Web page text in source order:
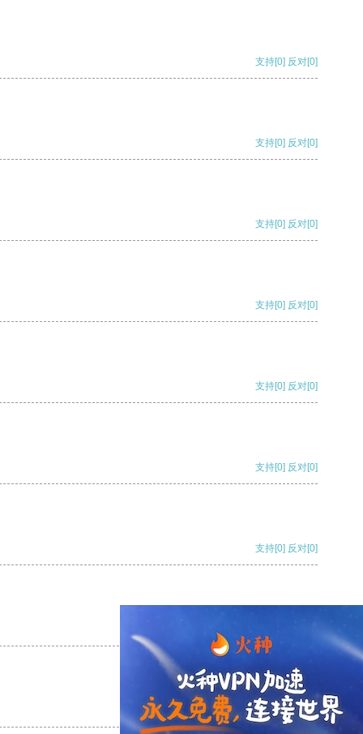
支持[0] 反对[0]
支持[0] 反对[0]
支持[0] 反对[0]
支持[0] 反对[0]
支持[0] 反对[0]
支持[0] 反对[0]
支持[0] 反对[0]
支持 [0] 反对[0]